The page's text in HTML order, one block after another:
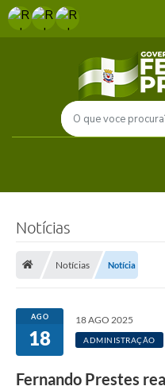
Notícias
Notícias Notícia
AGO
18
18 AGO 2025
ADMINISTRAÇÃO
Fernando Prestes